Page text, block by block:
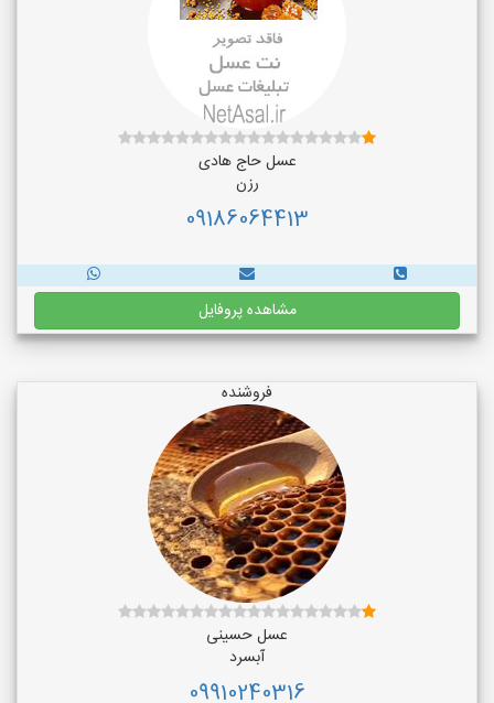
عسل حاج هادی
رزن
09186064413
مشاهده پروفایل
فروشنده
عسل حسینی
آبسرد
09910240316